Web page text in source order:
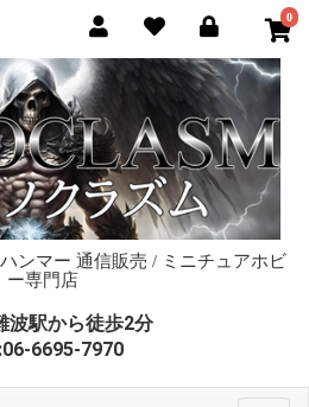
0
ンマー 通信販売 / ミニチュアホビ
ー専門店
波駅から徒歩2分
6695-7970